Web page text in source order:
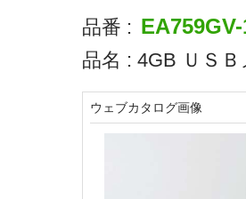
品番 :
品名 : 4GB ＵＳ
ウェブカタログ画像